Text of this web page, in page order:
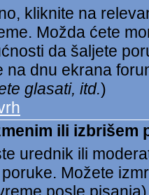
kliknite na
Možda ćete
da šaljete
na dnu ekrana
glasati, itd.)
ili izbrišem
urednik ili
Možete